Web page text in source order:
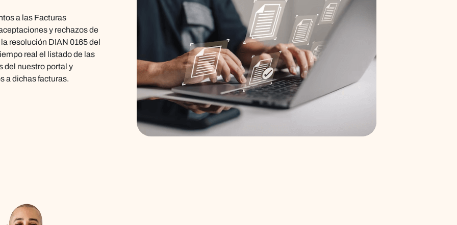
a las Facturas
y rechazos de
resolución DIAN 0165 del
real el listado de las
del nuestro portal y
a dichas facturas.